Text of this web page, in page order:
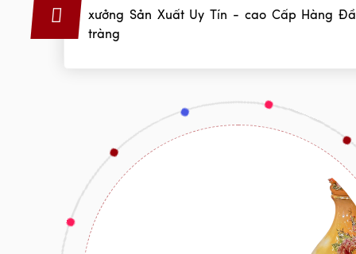
xưởng Sản Xuất Uy Tín - cao Cấp Hàng
tràng